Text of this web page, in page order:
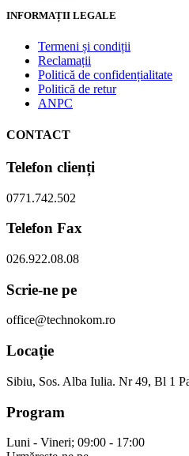
INFORMAȚII LEGALE
Termeni și condiții
Reclamații
Politică de confidențialitate
Politică de retur
ANPC
CONTACT
Telefon clienți
0771.742.502
Telefon Fax
026.922.08.08
Scrie-ne pe
office@technokom.ro
Locație
Sibiu, Sos. Alba Iulia. Nr 49, Bl 1
Program
Luni - Vineri; 09:00 - 17:00